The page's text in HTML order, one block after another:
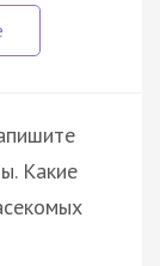
Какие